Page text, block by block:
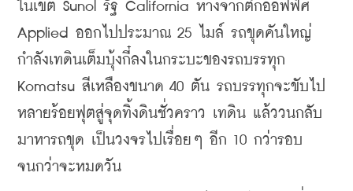
ในเขต Sunol รัฐ California ห่างจากตึกออฟฟิศ
Applied ออกไปประมาณ 25 ไมล์ รถขุดคันใหญ่
กำลังเทดินเต็มบุ้งกี๋ลงในกระบะของรถบรรทุก
Komatsu สีเหลืองขนาด 40 ตัน รถบรรทุกจะขับไป
หลายร้อยฟุตสู่จุดทิ้งดินชั่วคราว เทดิน แล้ววนกลับ
มาหารถขุด เป็นวงจรไปเรื่อยๆ อีก 10 กว่ารอบ
จนกว่าจะหมดวัน